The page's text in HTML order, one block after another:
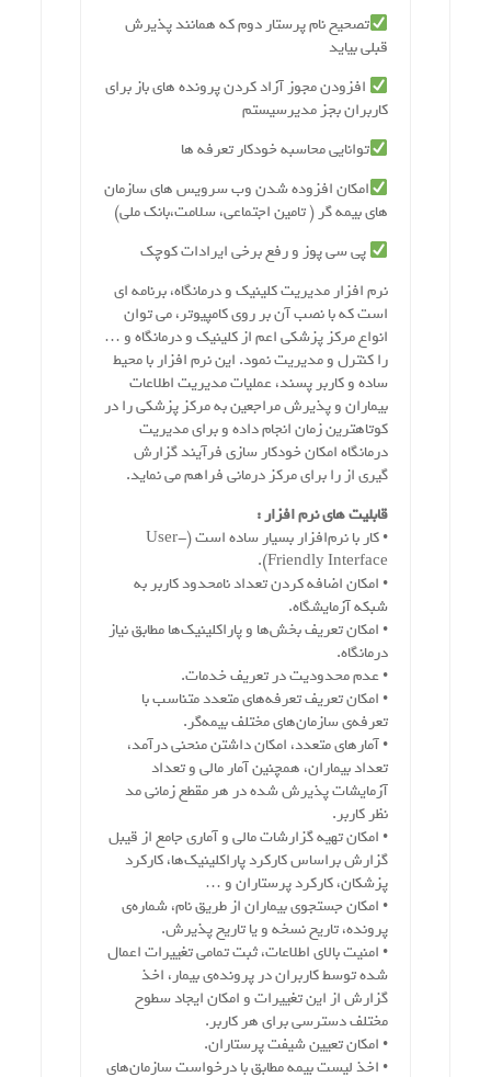
تصحیح نام پرستار دوم که همانند پذیرش
قبلی بیاید
افزودن مجوز آزاد کردن پرونده های باز برای
کاربران بجز مدیرسیستم
توانایی محاسبه خودکار تعرفه ها
امکان افزوده شدن وب سرویس های سازمان
های بیمه گر ( تامین اجتماعی، سلامت،بانک ملی)
پی سی پوز و رفع برخی ایرادات کوچک
نرم افزار مدیریت کلینیک و درمانگاه، برنامه ای
است که با نصب آن بر روی کامپیوتر، می توان
انواع مرکز پزشکی اعم از کلینیک و درمانگاه و …
را کنترل و مدیریت نمود. این نرم افزار با محیط
ساده و کاربر پسند، عملیات مدیریت اطلاعات
بیماران و پذیرش مراجعین به مرکز پزشکی را در
کوتاهترین زمان انجام داده و برای مدیریت
درمانگاه امکان خودکار سازی فرآیند گزارش
گیری از را برای مرکز درمانی فراهم می نماید.
قابلیت های نرم افزار :
• کار با نرم‌افزار بسیار ساده است (User-
Friendly Interface).
• امکان اضافه کردن تعداد نامحدود کاربر به
شبکه آزمایشگاه.
• امکان تعریف بخش‌ها و پاراکلینیک‌ها مطابق نیاز
درمانگاه.
• عدم محدودیت در تعریف خدمات.
• امکان تعریف تعرفه‌های متعدد متناسب با
تعرفه‌ی سازمان‌های مختلف بیمه‌گر.
• آمارهای متعدد، امکان داشتن منحنی درآمد،
تعداد بیماران، همچنین آمار مالی و تعداد
آزمایشات پذیرش شده در هر مقطع زمانی مد
نظر کاربر.
• امکان تهیه گزارشات مالی و آماری جامع از قیبل
گزارش براساس کارکرد پاراکلینیک‌ها، کارکرد
پزشکان، کارکرد پرستاران و …
• امکان جستجوی بیماران از طریق نام، شماره‌ی
پرونده، تاریخ نسخه و یا تاریخ پذیرش.
• امنیت بالای اطلاعات، ثبت تمامی تغییرات اعمال
شده توسط کاربران در پرونده‌ی بیمار، اخذ
گزارش از این تغییرات و امکان ایجاد سطوح
مختلف دسترسی برای هر کاربر.
• امکان تعیین شیفت پرستاران.
• اخذ لیست بیمه مطابق با درخواست سازمان‌های